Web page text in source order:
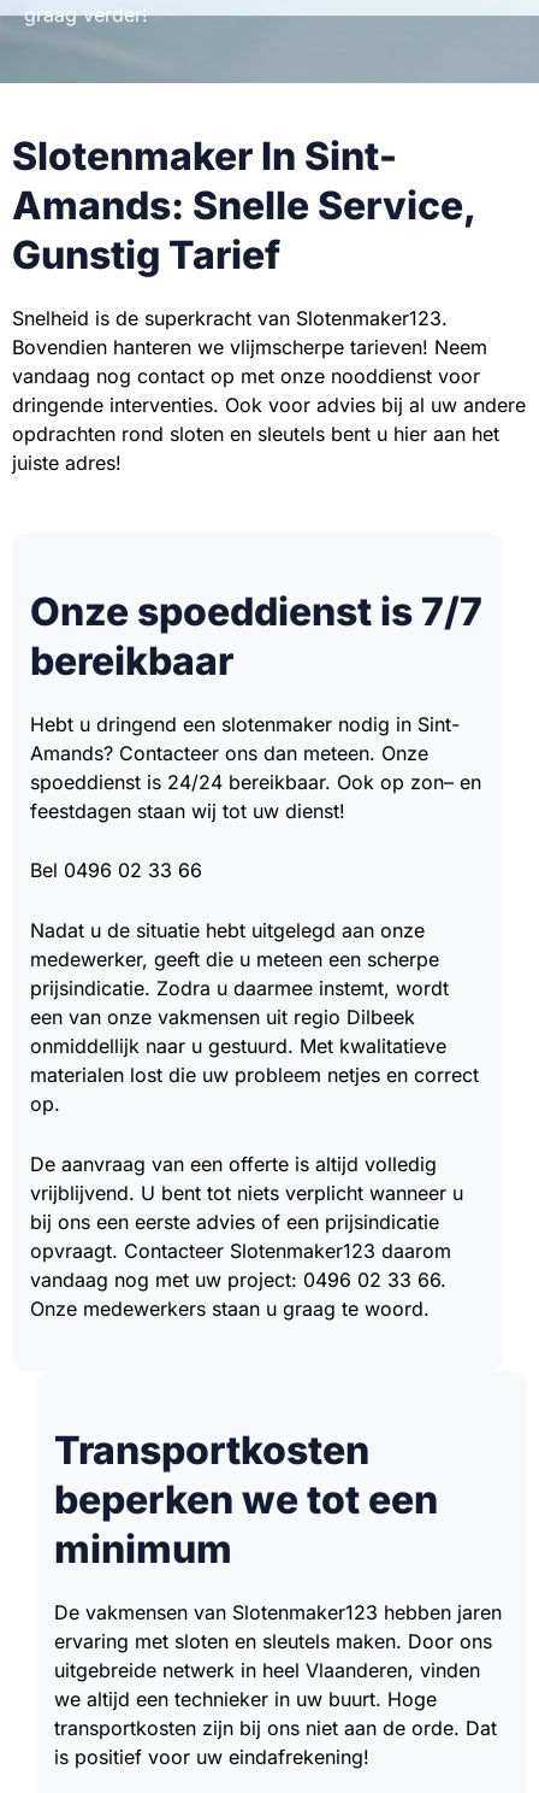
graag verder!
Slotenmaker In Sint-
Amands: Snelle Service,
Gunstig Tarief
Snelheid is de superkracht van Slotenmaker123.
Bovendien hanteren we vlijmscherpe tarieven! Neem
vandaag nog contact op met onze nooddienst voor
dringende interventies. Ook voor advies bij al uw andere
opdrachten rond sloten en sleutels bent u hier aan het
juiste adres!
Onze spoeddienst is 7/7
bereikbaar
Hebt u dringend een slotenmaker nodig in Sint-
Amands? Contacteer ons dan meteen. Onze
spoeddienst is 24/24 bereikbaar. Ook op zon– en
feestdagen staan wij tot uw dienst!
Bel 0496 02 33 66
Nadat u de situatie hebt uitgelegd aan onze
medewerker, geeft die u meteen een scherpe
prijsindicatie. Zodra u daarmee instemt, wordt
een van onze vakmensen uit regio Dilbeek
onmiddellijk naar u gestuurd. Met kwalitatieve
materialen lost die uw probleem netjes en correct
op.
De aanvraag van een offerte is altijd volledig
vrijblijvend. U bent tot niets verplicht wanneer u
bij ons een eerste advies of een prijsindicatie
opvraagt. Contacteer Slotenmaker123 daarom
vandaag nog met uw project: 0496 02 33 66.
Onze medewerkers staan u graag te woord.
Transportkosten
beperken we tot een
minimum
De vakmensen van Slotenmaker123 hebben jaren
ervaring met sloten en sleutels maken. Door ons
uitgebreide netwerk in heel Vlaanderen, vinden
we altijd een technieker in uw buurt. Hoge
transportkosten zijn bij ons niet aan de orde. Dat
is positief voor uw eindafrekening!